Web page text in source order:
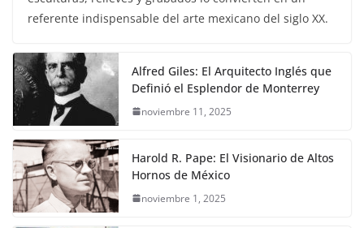
referente indispensable del arte mexicano del siglo XX.
Alfred Giles: El Arquitecto Inglés que
Definió el Esplendor de Monterrey
noviembre 11, 2025
Harold R. Pape: El Visionario de Altos
Hornos de México
noviembre 1, 2025